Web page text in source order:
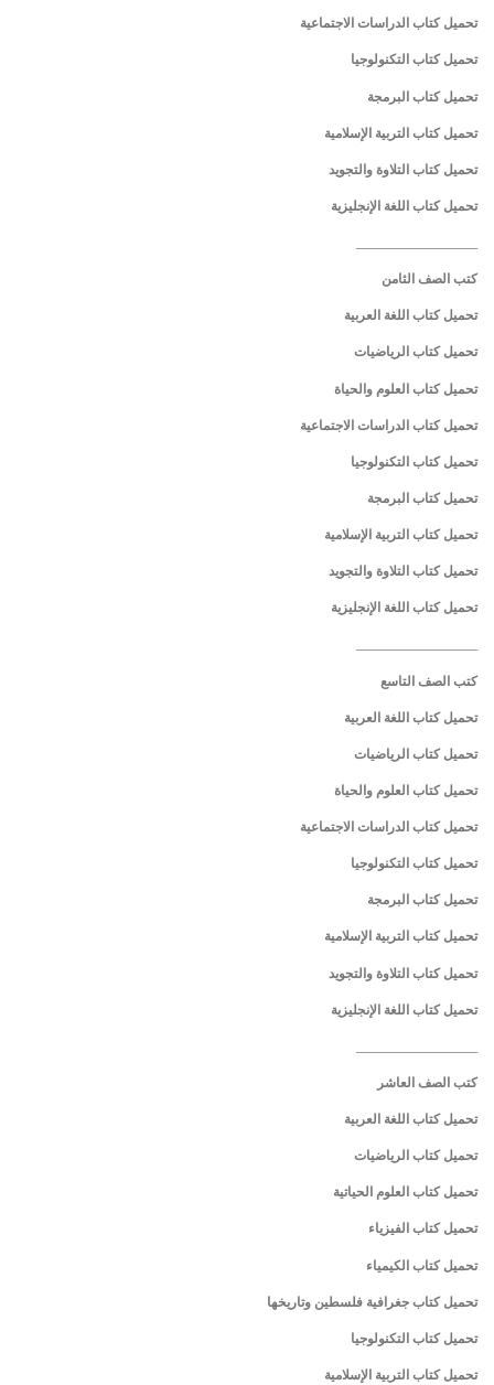
تحميل كتاب الدراسات الاجتماعية
تحميل كتاب التكنولوجيا
تحميل كتاب البرمجة
تحميل كتاب التربية الإسلامية
تحميل كتاب التلاوة والتجويد
تحميل كتاب اللغة الإنجليزية
كتب الصف الثامن
تحميل كتاب اللغة العربية
تحميل كتاب الرياضيات
تحميل كتاب العلوم والحياة
تحميل كتاب الدراسات الاجتماعية
تحميل كتاب التكنولوجيا
تحميل كتاب البرمجة
تحميل كتاب التربية الإسلامية
تحميل كتاب التلاوة والتجويد
تحميل كتاب اللغة الإنجليزية
كتب الصف التاسع
تحميل كتاب اللغة العربية
تحميل كتاب الرياضيات
تحميل كتاب العلوم والحياة
تحميل كتاب الدراسات الاجتماعية
تحميل كتاب التكنولوجيا
تحميل كتاب البرمجة
تحميل كتاب التربية الإسلامية
تحميل كتاب التلاوة والتجويد
تحميل كتاب اللغة الإنجليزية
كتب الصف العاشر
تحميل كتاب اللغة العربية
تحميل كتاب الرياضيات
تحميل كتاب العلوم الحياتية
تحميل كتاب الفيزياء
تحميل كتاب الكيمياء
تحميل كتاب جغرافية فلسطين وتاريخها
تحميل كتاب التكنولوجيا
تحميل كتاب التربية الإسلامية